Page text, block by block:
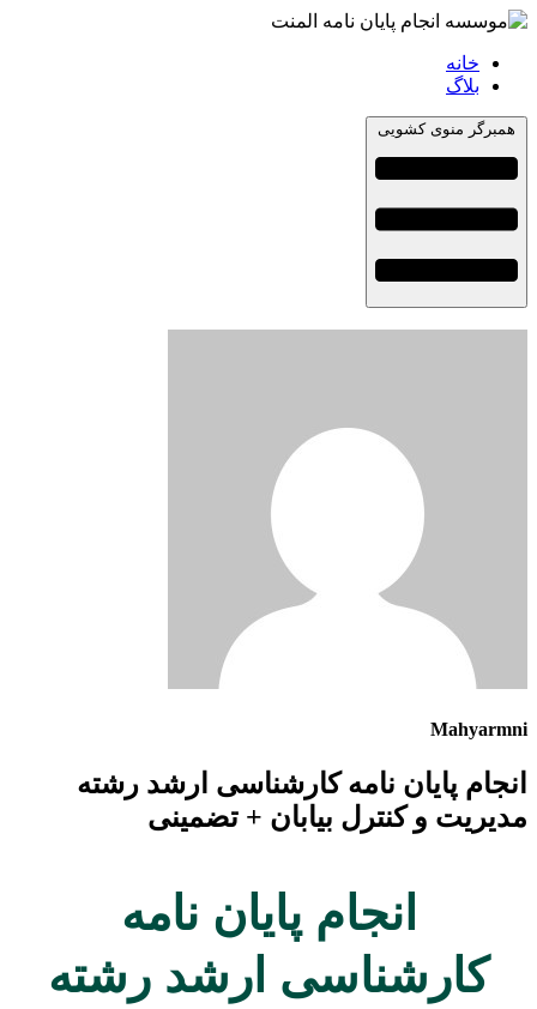
خانه
بلاگ
همبرگر منوی کشویی
Mahyarmni
انجام پایان نامه کارشناسی ارشد رشته
مدیریت و کنترل بیابان + تضمینی
انجام پایان نامه
کارشناسی ارشد رشته